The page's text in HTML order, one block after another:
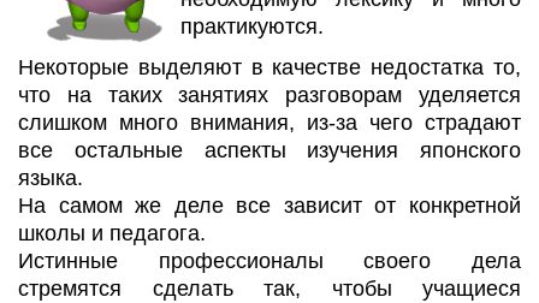
практикуются.
Некоторые выделяют в качестве недостатка то,
что на таких занятиях разговорам уделяется
слишком много внимания, из-за чего страдают
все остальные аспекты изучения японского
языка.
На самом же деле все зависит от конкретной
школы и педагога.
Истинные профессионалы своего дела
стремятся сделать так, чтобы учащиеся